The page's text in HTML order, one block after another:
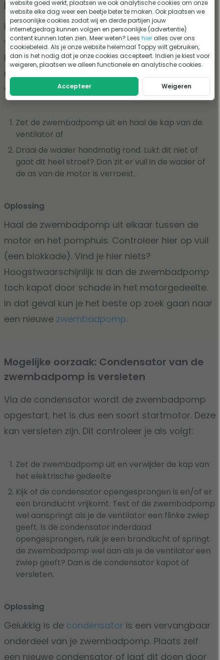
pomp zit vast
In de zwembadpomp zit altijd een waaier die
verbonden is met de ventilator. Deze kan vast
komen te zitten. Maar dat willen we natuurlijk
niet. Controleren of de waaier vast zit doe je als
volgt::
Zet de zwembadpomp uit en haal de kap van de
ventilator af
Draai de waaier handmatig rond. Lukt dit niet of
gaat dit heel stroef? Dan zit er vuil in de waaier of
de as van de motor is verroest.
Oplossing
Haal de zwembadpomp uit elkaar tussen de
motor en het pomphuis. Controleer hier op vuil
(een blokkade). Vind je hier niets?
Hoogstwaarschijnlijk is dan de zwembadpomp
toch kapot door schade in het motorgedeelte.
In dat geval kun je het beste op zoek gaan naar
een nieuwe zwembadpomp.
Mogelijke oorzaak: Condensator van de
zwembadpomp is versleten
Via de condensator wordt de zwembadpomp
opgestart; het is dus een soort startmotor. Deze
kan versleten zijn. Dit controleer je als volgt:
Zet de zwembadpomp uit en verwijder de kap van
het elektrische gedeelte
Kijk of de condensator opengesprongen is en/of er
een brandlucht vrijkomt. Test of de zwembadpomp
wel aanspringt als je de ventilator een flinke zwiep
geeft. Is de condensator inderdaad
opengesprongen, ruik je een brandlucht of springt
de zwembadpomp wel aan als je de ventilator een
zwiep geeft? Dan is de condensator kapot of
versleten.
Oplossing
Gelukkig is de condensator is een vervangbaar
onderdeel van je zwembadpomp. Plaats zelf
een nieuwe condensator of laat dit doen door
website goed werkt, plaatsen we ook analytische cookies om onze
website elke dag weer een beetje beter te maken. Ook plaatsen we
persoonlijke cookies zodat wij en derde partijen jouw
internetgedrag kunnen volgen en persoonlijke (advertentie)
content kunnen laten zien. Meer weten? Leeshier alles over ons
cookiebeleid. Als je onze website helemaal Toppy wilt gebruiken,
dan is het nodig dat je onze cookies accepteert. Indien je kiest voor
weigeren, plaatsen we alleen functionele en analytische cookies.
Accepteer Weigeren